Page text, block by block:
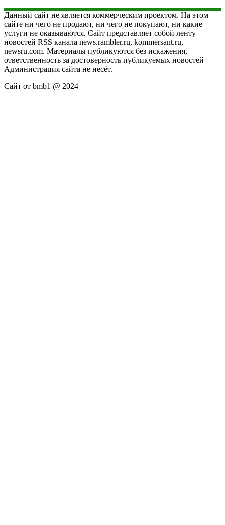
Данный сайт не является коммерческим проектом. На этом
сайте ни чего не продают, ни чего не покупают, ни какие
услуги не оказываются. Сайт представляет собой ленту
новостей RSS канала news.rambler.ru, kommersant.ru,
newsru.com. Материалы публикуются без искажения,
ответственность за достоверность публикуемых новостей
Администрация сайта не несёт.
Сайт от bmb1 @ 2024